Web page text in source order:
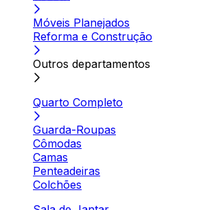
Móveis Planejados
Reforma e Construção
Outros departamentos
Quarto Completo
Guarda-Roupas
Cômodas
Camas
Penteadeiras
Colchões